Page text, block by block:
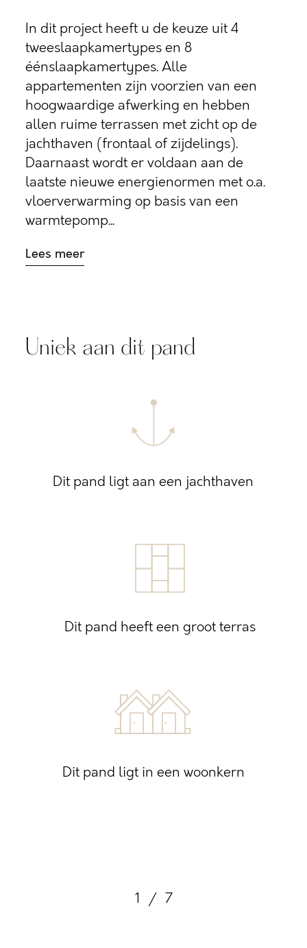
In dit project heeft u de keuze uit 4
tweeslaapkamertypes en 8
éénslaapkamertypes. Alle
appartementen zijn voorzien van een
hoogwaardige afwerking en hebben
allen ruime terrassen met zicht op de
jachthaven (frontaal of zijdelings).
Daarnaast wordt er voldaan aan de
laatste nieuwe energienormen met o.a.
vloerverwarming op basis van een
warmtepomp...
Lees meer
Uniek aan dit pand
Dit pand ligt aan een jachthaven
Dit pand heeft een groot terras
Dit pand ligt in een woonkern
1 / 7